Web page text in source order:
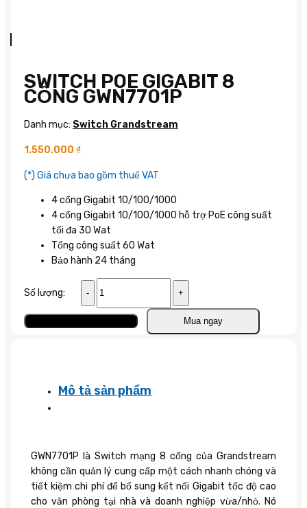
SWITCH POE GIGABIT 8
CỔNG GWN7701P
Danh mục: Switch Grandstream
1.550.000 ₫
(*) Giá chưa bao gồm thuế VAT
4 cổng Gigabit 10/100/1000
4 cổng Gigabit 10/100/1000 hỗ trợ PoE công suất
tối đa 30 Wat
Tổng công suất 60 Wat
Bảo hành 24 tháng
Số lượng:
PoE
Gigabit
8
lượng
Mua ngay
Mô tả sản phẩm
GWN7701P là Switch mạng 8 cổng của Grandstream
không cần quản lý cung cấp một cách nhanh chóng và
tiết kiệm chi phí để bổ sung kết nối Gigabit tốc độ cao
cho văn phòng tại nhà và doanh nghiệp vừa/nhỏ. Nó